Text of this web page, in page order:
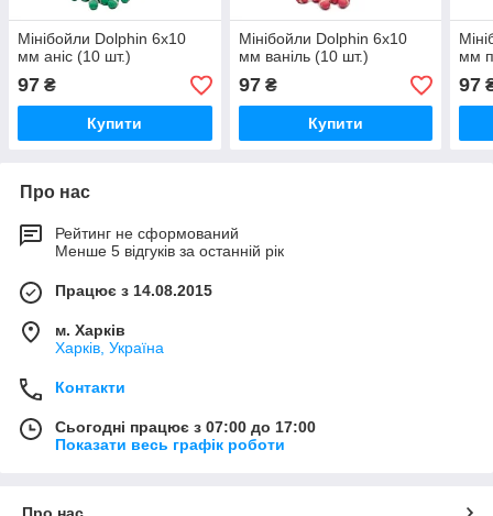
Мінібойли Dolphin 6х10
мм аніс (10 шт.)
97 ₴
Купити
Мінібойли Dolphin 6х10
мм ваніль (10 шт.)
97₴
Купити
мм
97
Про нас
Рейтинг не сформований
Менше 5 відгуків за останній рік
Працює з 14.08.2015
м. Харків
Харків, Україна
Контакти
Сьогодні працює з 07:00 до 17:00
Показати весь графік роботи